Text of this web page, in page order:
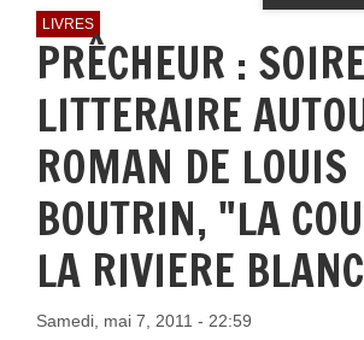
LIVRES
PRÊCHEUR :
LITTERAIRE
ROMAN DE LOUIS
BOUTRIN, "LA
LA RIVIERE
Samedi, mai 7, 2011 - 22:59